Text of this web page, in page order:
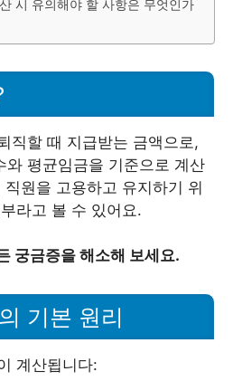
시 유의해야 할 사항은 무엇인가
직할 때 지급받는 금액으로,
와 평균임금을 기준으로 계산
원을 고용하고 유지하기 위
라고 볼 수 있어요.
궁금증을 해소해 보세요.
기본 원리
계산됩니다: